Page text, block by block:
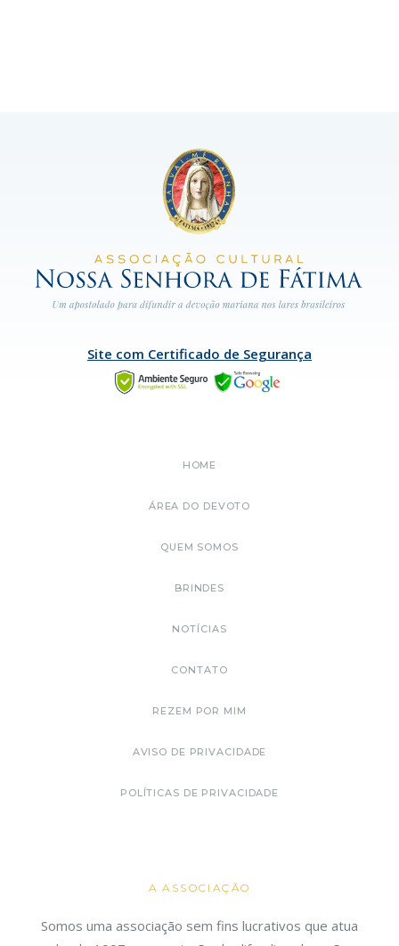
Site com Certificado de Segurança
HOME
ÁREA DO DEVOTO
QUEM SOMOS
BRINDES
NOTÍCIAS
CONTATO
REZEM POR MIM
AVISO DE PRIVACIDADE
POLÍTICAS DE PRIVACIDADE
A ASSOCIAÇÃO
Somos uma associação sem fins lucrativos que atua